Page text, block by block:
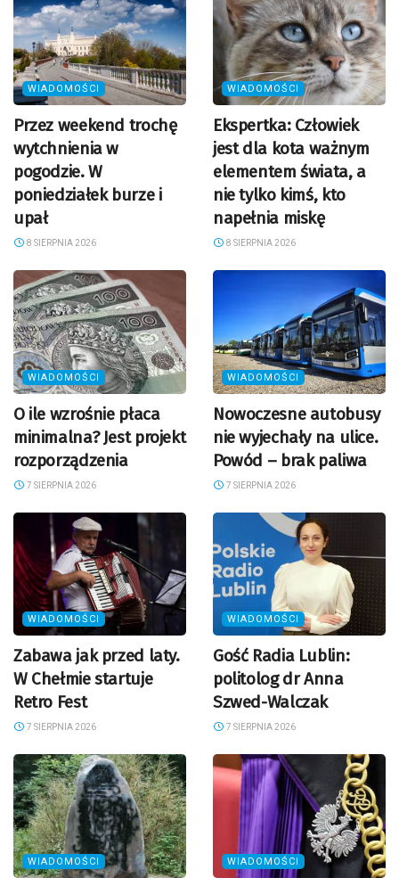
WIADOMOŚCI
Przez weekend trochę
wytchnienia w
pogodzie. W
poniedziałek burze i
upał
8 SIERPNIA 2026
WIADOMOŚCI
Ekspertka: Człowiek
jest dla kota ważnym
elementem świata, a
nie tylko kimś, kto
napełnia miskę
8 SIERPNIA 2026
WIADOMOŚCI
O ile wzrośnie płaca
minimalna? Jest projekt
rozporządzenia
7 SIERPNIA 2026
WIADOMOŚCI
Nowoczesne autobusy
nie wyjechały na ulice.
Powód – brak paliwa
7 SIERPNIA 2026
WIADOMOŚCI
Zabawa jak przed laty.
W Chełmie startuje
Retro Fest
7 SIERPNIA 2026
WIADOMOŚCI
Gość Radia Lublin:
politolog dr Anna
Szwed-Walczak
7 SIERPNIA 2026
WIADOMOŚCI WIADOMOŚCI